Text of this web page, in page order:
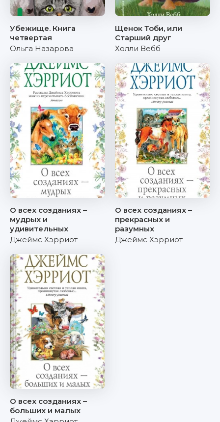
Убежище. Книга
четвертая
Ольга Назарова
Щенок Тоби, или
Старший друг
Холли Вебб
О всех созданиях –
мудрых и
удивительных
Джеймс Хэрриот
О всех созданиях –
прекрасных и
разумных
Джеймс Хэрриот
О всех созданиях –
больших и малых